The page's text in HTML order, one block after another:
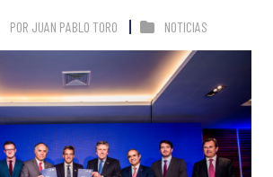
POR JUAN PABLO TORO NOTICIAS